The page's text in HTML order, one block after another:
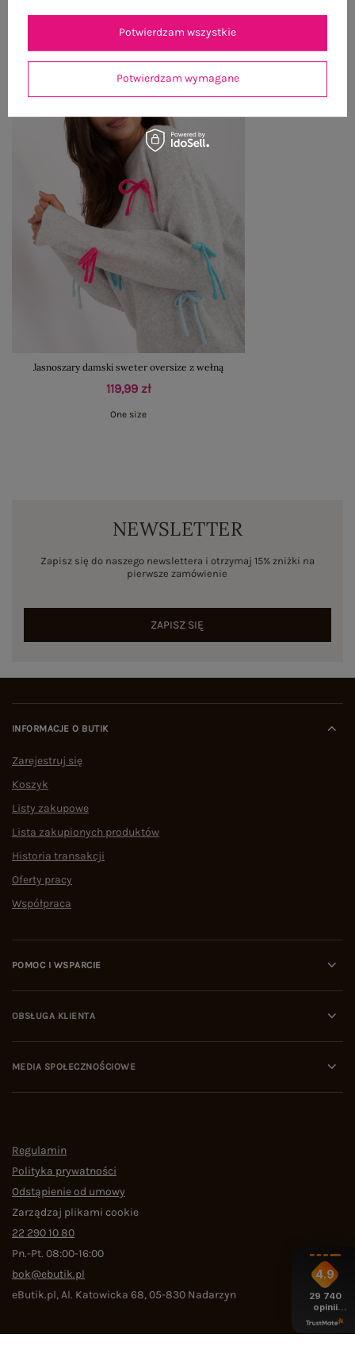
Jasnoszary damski sweter oversize z wełną
119,99 zł
One size
NEWSLETTER
Zapisz się do naszego newslettera i otrzymaj 15% zniżki na
pierwsze zamówienie
ZAPISZ SIĘ
INFORMACJE O BUTIK
Zarejestruj się
Koszyk
Listy zakupowe
Lista zakupionych produktów
Historia transakcji
Oferty pracy
Współpraca
POMOC I WSPARCIE
OBSŁUGA KLIENTA
MEDIA SPOŁECZNOŚCIOWE
Regulamin
Polityka prywatności
Odstąpienie od umowy
Zarządzaj plikami cookie
22 290 10 80
Pn.-Pt. 08:00-16:00
bok@ebutik.pl
eButik.pl,Al. Katowicka 68,05-830 Nadarzyn
4.9
29 740
opinii
z całego
Potwierdzam wymagane
Potwierdzam wszystkie